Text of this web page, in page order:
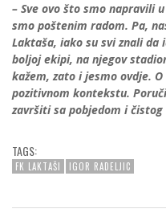
– Sve ovo što smo napravili
smo poštenim radom. Pa,
Laktaša, iako su svi znali
boljoj ekipi, na njegov
kažem, zato i jesmo ovdje.
pozitivnom kontekstu.
završiti sa pobjedom i čistog
TAGS:
FK LAKTAŠI IGOR RADELJIC